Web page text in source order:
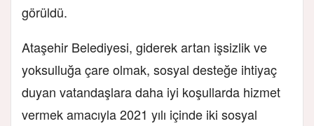
görüldü.
Ataşehir Belediyesi, giderek artan işsizlik ve
yoksulluğa çare olmak, sosyal desteğe ihtiyaç
duyan vatandaşlara daha iyi koşullarda hizmet
vermek amacıyla 2021 yılı içinde iki sosyal